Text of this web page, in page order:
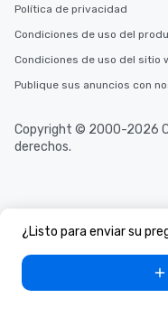
¿Listo para enviar su
Política de privacidad
Condiciones de uso del
Condiciones de uso del sitio
Publique sus anuncios con
Copyright © 2000-2026
derechos.